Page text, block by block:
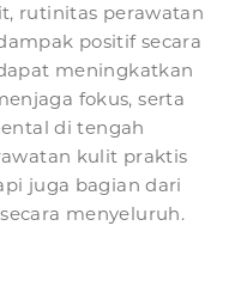
rutinitas perawatan
positif secara
meningkatkan
fokus, serta
di tengah
kulit praktis
juga bagian dari
menyeluruh.